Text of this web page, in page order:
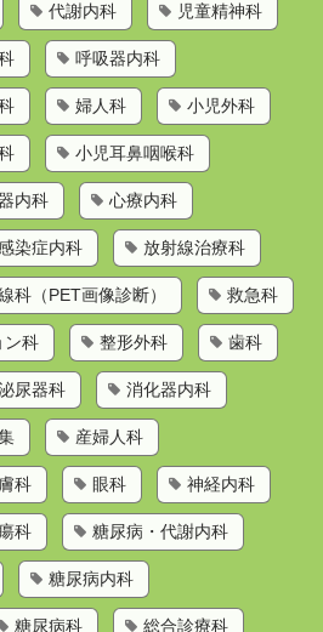
代謝内科 児童精神科
呼吸器内科
婦人科 小児外科
小児耳鼻咽喉科
内科 心療内科
染症内科 放射線治療科
科（PET画像診断） 救急科
ン科 整形外科 歯科
尿器科 消化器内科
産婦人科
科 眼科 神経内科
科 糖尿病・代謝内科
糖尿病内科
糖尿病科 総合診療科